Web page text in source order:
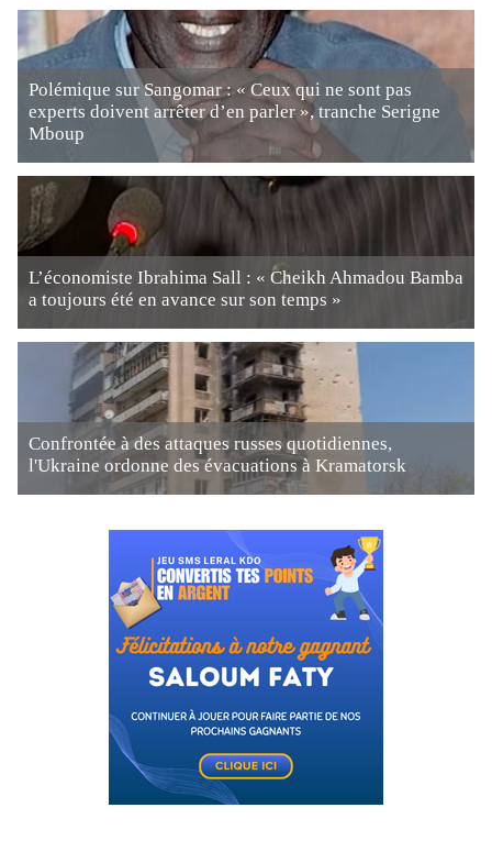
Polémique sur Sangomar : « Ceux qui ne sont pas
experts doivent arrêter d’en parler », tranche Serigne
Mboup
L’économiste Ibrahima Sall : « Cheikh Ahmadou Bamba
a toujours été en avance sur son temps »
Confrontée à des attaques russes quotidiennes,
l'Ukraine ordonne des évacuations à Kramatorsk